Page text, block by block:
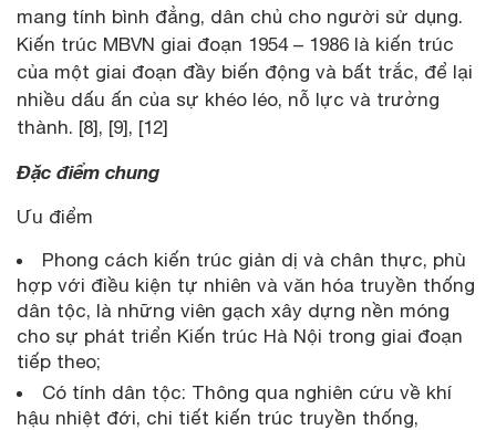
mang tính bình đẳng, dân chủ cho người sử dụng.
Kiến trúc MBVN giai đoạn 1954 – 1986 là kiến trúc
của một giai đoạn đầy biến động và bất trắc, để lại
nhiều dấu ấn của sự khéo léo, nỗ lực và trưởng
thành. [8], [9], [12]
Đặc điểm chung
Ưu điểm
Phong cách kiến trúc giản dị và chân thực, phù
hợp với điều kiện tự nhiên và văn hóa truyền thống
dân tộc, là những viên gạch xây dựng nền móng
cho sự phát triển Kiến trúc Hà Nội trong giai đoạn
tiếp theo;
Có tính dân tộc: Thông qua nghiên cứu về khí
hậu nhiệt đới, chi tiết kiến trúc truyền thống,